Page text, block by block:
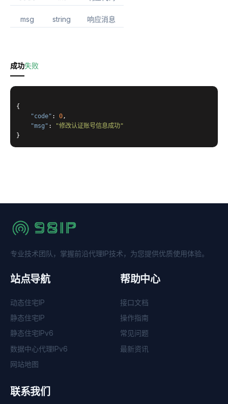
msg string 响应消息
成功失败
{
"code" : 0,
"msg" :
"修改认证账号信息成功"
}
专业技术团队，掌握前沿代理IP技术，为您提供优质使用体验。
站点导航
动态住宅IP
静态住宅IP
静态住宅IPv6
数据中心代理IPv6
网站地图
帮助中心
接口文档
操作指南
常见问题
最新资讯
联系我们